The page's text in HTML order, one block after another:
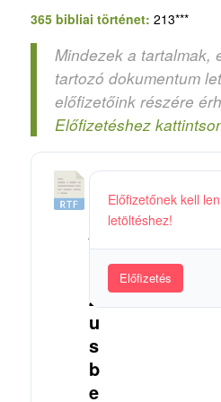
365 bibliai történet: 213***
Mindezek a tartalmak,
tartozó dokumentum
előfizetőink részére
Előfizetéshez
5
J
z
u
s
b
e
Előfizetőnek kell
letöltéshez!
Előfizetés